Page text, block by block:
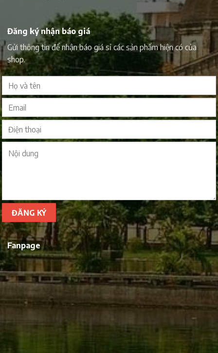
Đăng ký nhận báo giá
Gửi thông tin để nhận báo giá sỉ các sản phẩm hiện có của
shop.
Fanpage